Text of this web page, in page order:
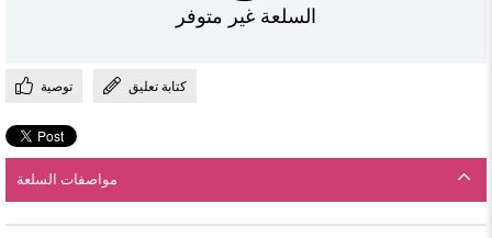
السلعة غير متوفر
توصية كتابة تعليق
مواصفات السلعة